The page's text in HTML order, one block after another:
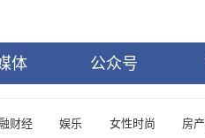
体 公众号
财经 娱乐 女性时尚 房